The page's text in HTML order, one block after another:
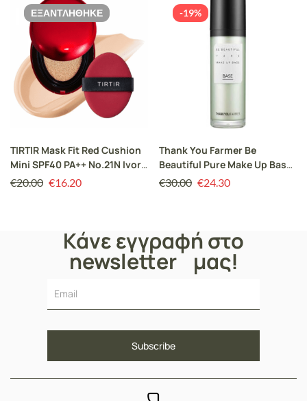
ΕΞΑΝΤΛΉΘΗΚΕ
TIRTIR Mask Fit Red Cushion
Mini SPF40 PA++ No.21N Ivory
5ml
€20.00 €16.20
-19%
Thank You Farmer Be
Beautiful Pure Make Up Base
Βάση Make up που
€30.00 €24.30
Κάνε εγγραφή στο
newsletter μας!